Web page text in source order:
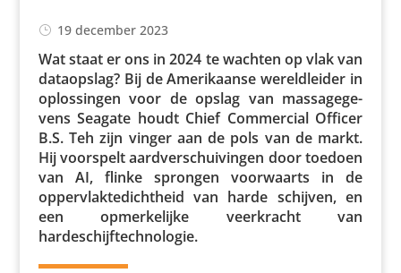
19 december 2023
Wat staat er ons in 2024 te wachten op vlak van
data­op­slag? Bij de Ameri­kaanse wereld­leider in
oplos­singen voor de opslag van massa­ge­ge­
vens Seagate houdt Chief Commer­cial Officer
B.S. Teh zijn vinger aan de pols van de markt.
Hij voorspelt aard­ver­schui­vingen door toedoen
van AI, flinke sprongen voor­waarts in de
opper­vlak­te­dicht­heid van harde schijven, en
een opmer­ke­lijke veer­kracht van
hardeschijftechnologie.